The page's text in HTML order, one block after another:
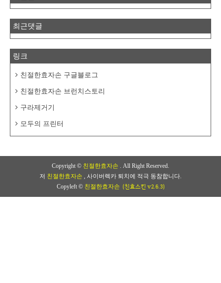
최근댓글
링크
친절한효자손 구글블로그
친절한효자손 브런치스토리
구라제거기
모두의 프린터
Copyright © 친절한효자손 . All Right Reserved.
저 친절한효자손 , 사이버렉카 퇴치에 적극 동참합니다.
Copyleft © 친절한효자손 (친효스킨 v2.6.3)